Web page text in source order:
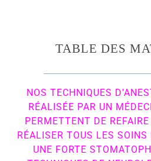
TABLE DES
NOS TECHNIQUES
RÉALISÉE PAR UN
PERMETTENT DE
RÉALISER TOUS LES
UNE FORTE